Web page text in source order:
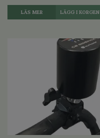
LÄS MER LÄGG I KORGEN